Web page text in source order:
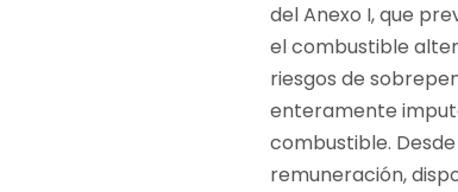
del Anexo I, que
el combustible
riesgos de
enteramente
combustible.
remuneración,